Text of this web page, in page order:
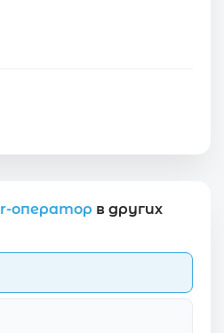
оператор в других